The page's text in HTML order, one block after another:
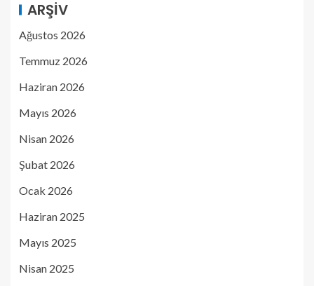
ARŞIV
Ağustos 2026
Temmuz 2026
Haziran 2026
Mayıs 2026
Nisan 2026
Şubat 2026
Ocak 2026
Haziran 2025
Mayıs 2025
Nisan 2025